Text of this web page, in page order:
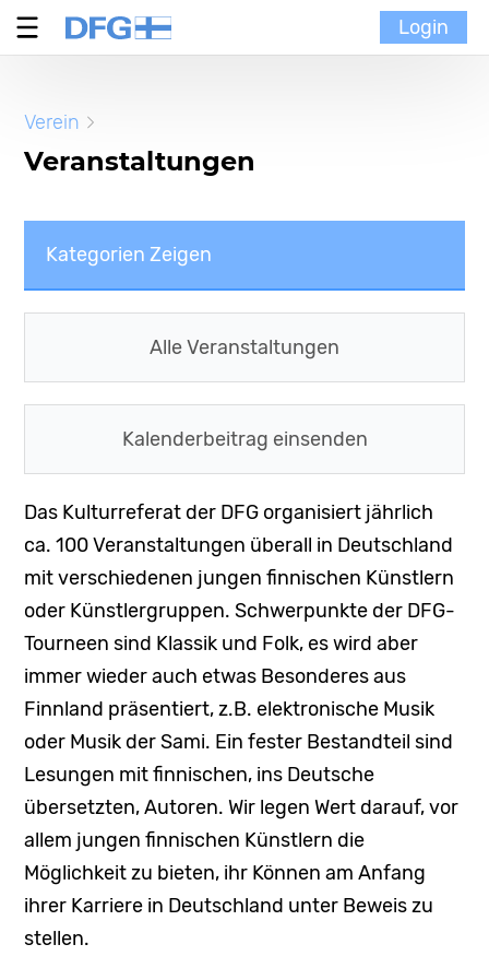
MoinMoi
Login
Verein
Veranstaltungen
Kategorien Zeigen
Alle Kategorien
Portal News
Veranstaltungen
DFGLiest
Alle Veranstaltungen
Kalenderbeitrag einsenden
Das Kulturreferat der DFG organisiert jährlich
ca. 100 Veranstaltungen überall in Deutschland
mit verschiedenen jungen finnischen Künstlern
oder Künstlergruppen. Schwerpunkte der DFG-
Tourneen sind Klassik und Folk, es wird aber
immer wieder auch etwas Besonderes aus
Finnland präsentiert, z.B. elektronische Musik
oder Musik der Sami. Ein fester Bestandteil sind
Lesungen mit finnischen, ins Deutsche
übersetzten, Autoren. Wir legen Wert darauf, vor
allem jungen finnischen Künstlern die
Möglichkeit zu bieten, ihr Können am Anfang
ihrer Karriere in Deutschland unter Beweis zu
stellen.